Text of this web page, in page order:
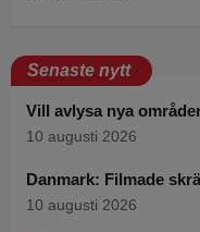
Senaste nytt
Vill avlysa nya
10 augusti 2026
Danmark: Filmade
10 augusti 2026